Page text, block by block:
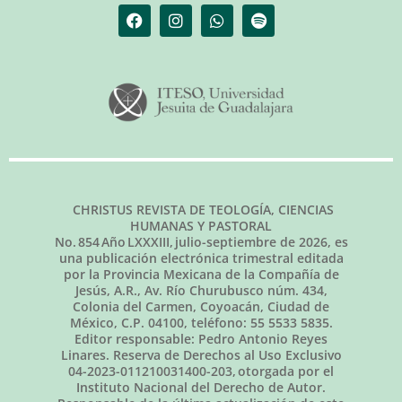
CHRISTUS REVISTA DE TEOLOGÍA, CIENCIAS
HUMANAS Y PASTORAL
No.854Año LXXXIII, julio-septiembre de 2026, es
una publicación electrónica trimestral editada
por la Provincia Mexicana de la Compañía de
Jesús, A.R., Av. Río Churubusco núm. 434,
Colonia del Carmen, Coyoacán, Ciudad de
México, C.P. 04100, teléfono: 55 5533 5835.
Editor responsable: Pedro Antonio Reyes
Linares. Reserva de Derechos al Uso Exclusivo
04-2023-011210031400-203, otorgada por el
Instituto Nacional del Derecho de Autor.